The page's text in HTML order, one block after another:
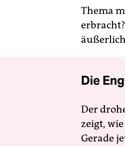
Thema
Die
Der
zeigt,
Gerade